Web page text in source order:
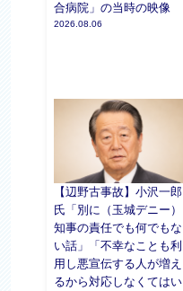
合病院」の当時の映像
2026.08.06
【辺野古事故】小沢一郎
氏「別に（玉城デニー）
知事の責任でも何でもな
い話」「不幸なことも利
用し悪宣伝する人が増え
るから対応しなくてはい